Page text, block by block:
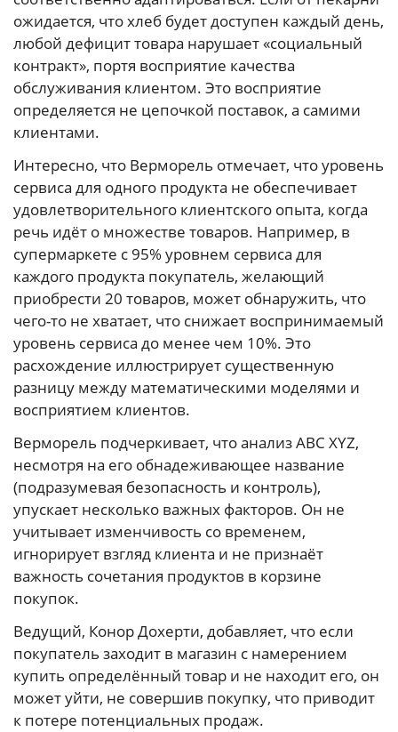
ожидается, что хлеб будет доступен каждый день,
любой дефицит товара нарушает «социальный
контракт», портя восприятие качества
обслуживания клиентом. Это восприятие
определяется не цепочкой поставок, а самими
клиентами.
Интересно, что Верморель отмечает, что уровень
сервиса для одного продукта не обеспечивает
удовлетворительного клиентского опыта, когда
речь идёт о множестве товаров. Например, в
супермаркете с 95% уровнем сервиса для
каждого продукта покупатель, желающий
приобрести 20 товаров, может обнаружить, что
чего-то не хватает, что снижает воспринимаемый
уровень сервиса до менее чем 10%. Это
расхождение иллюстрирует существенную
разницу между математическими моделями и
восприятием клиентов.
Верморель подчеркивает, что анализ ABC XYZ,
несмотря на его обнадеживающее название
(подразумевая безопасность и контроль),
упускает несколько важных факторов. Он не
учитывает изменчивость со временем,
игнорирует взгляд клиента и не признаёт
важность сочетания продуктов в корзине
покупок.
Ведущий, Конор Дохерти, добавляет, что если
покупатель заходит в магазин с намерением
купить определённый товар и не находит его, он
может уйти, не совершив покупку, что приводит
к потере потенциальных продаж.